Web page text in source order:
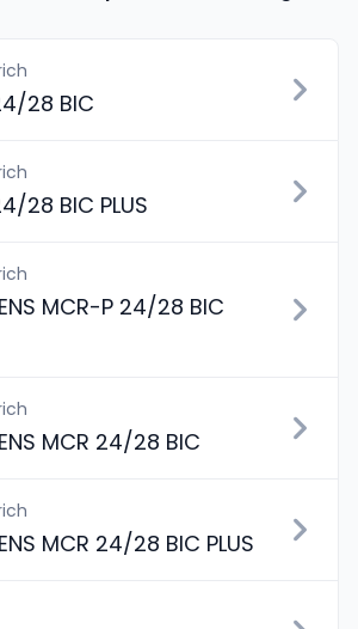
28 BIC
28 BIC PLUS
MCR-P 24/28 BIC
MCR 24/28 BIC
MCR 24/28 BIC PLUS